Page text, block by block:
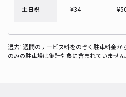
土日祝 ¥34 ¥50
過去1週間のサービス料をのぞく駐車料金か
のみの駐車場は集計対象に含まれていません